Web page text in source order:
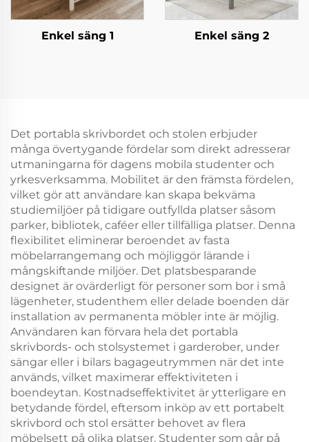
Enkel säng 1 Enkel säng 2
Det portabla skrivbordet och stolen erbjuder
många övertygande fördelar som direkt adresserar
utmaningarna för dagens mobila studenter och
yrkesverksamma. Mobilitet är den främsta fördelen,
vilket gör att användare kan skapa bekväma
studiemiljöer på tidigare outfyllda platser såsom
parker, bibliotek, caféer eller tillfälliga platser. Denna
flexibilitet eliminerar beroendet av fasta
möbelarrangemang och möjliggör lärande i
mångskiftande miljöer. Det platsbesparande
designet är ovärderligt för personer som bor i små
lägenheter, studenthem eller delade boenden där
installation av permanenta möbler inte är möjlig.
Användaren kan förvara hela det portabla
skrivbords- och stolsystemet i garderober, under
sängar eller i bilars bagageutrymmen när det inte
används, vilket maximerar effektiviteten i
boendeytan. Kostnadseffektivitet är ytterligare en
betydande fördel, eftersom inköp av ett portabelt
skrivbord och stol ersätter behovet av flera
möbelsett på olika platser. Studenter som går på